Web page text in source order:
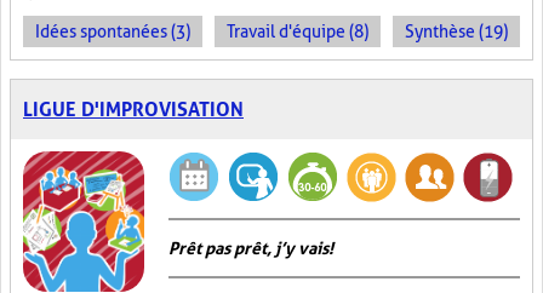
Idées spontanées (3) Travail d'équipe (8) Synthèse (19)
LIGUE D'IMPROVISATION
Prêt pas prêt, j’y vais!